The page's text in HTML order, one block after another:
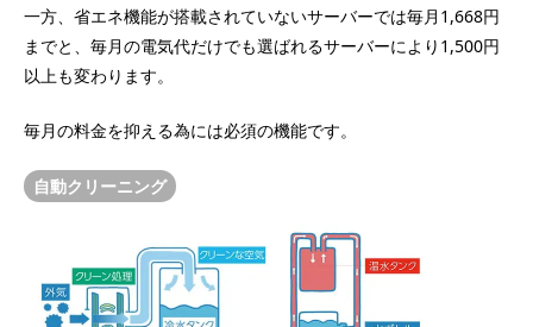
一方、省エネ機能が搭載されていないサーバーでは毎月1,668円
までと、毎月の電気代だけでも選ばれるサーバーにより1,500円
以上も変わります。
毎月の料金を抑える為には必須の機能です。
自動クリーニング